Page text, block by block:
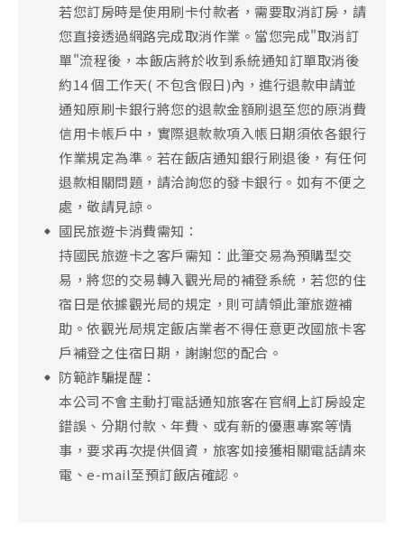
若您訂房時是使用刷卡付款者，需要取消訂房，請
您直接透過網路完成取消作業。當您完成"取消訂
單"流程後，本飯店將於收到系統通知訂單取消後
約14 個工作天( 不包含假日)內，進行退款申請並
通知原刷卡銀行將您的退款金額刷退至您的原消費
信用卡帳戶中，實際退款款項入帳日期須依各銀行
作業規定為準。若在飯店通知銀行刷退後，有任何
退款相關問題，請洽詢您的發卡銀行。如有不便之
處，敬請見諒。
國民旅遊卡消費需知：
持國民旅遊卡之客戶需知：此筆交易為預購型交
易，將您的交易轉入觀光局的補登系統，若您的住
宿日是依據觀光局的規定，則可請領此筆旅遊補
助。依觀光局規定飯店業者不得任意更改國旅卡客
戶補登之住宿日期，謝謝您的配合。
防範詐騙提醒：
本公司不會主動打電話通知旅客在官網上訂房設定
錯誤、分期付款、年費、或有新的優惠專案等情
事，要求再次提供個資，旅客如接獲相關電話請來
電、e-mail至預訂飯店確認。